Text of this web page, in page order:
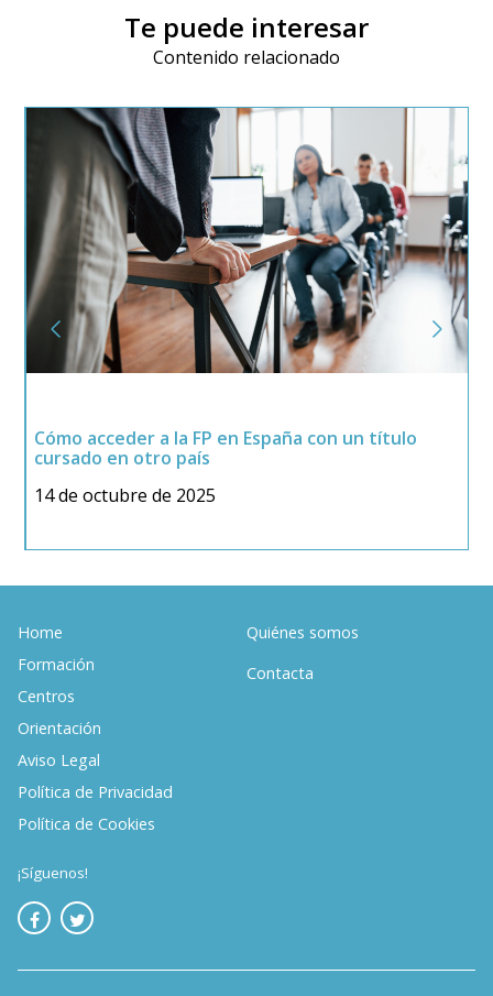
Te puede interesar
Contenido relacionado
Cómo acceder a la FP en España con un título
cursado en otro país
14 de octubre de 2025
Home
Formación
Centros
Orientación
Aviso Legal
Política de Privacidad
Política de Cookies
Quiénes somos
Contacta
¡Síguenos!